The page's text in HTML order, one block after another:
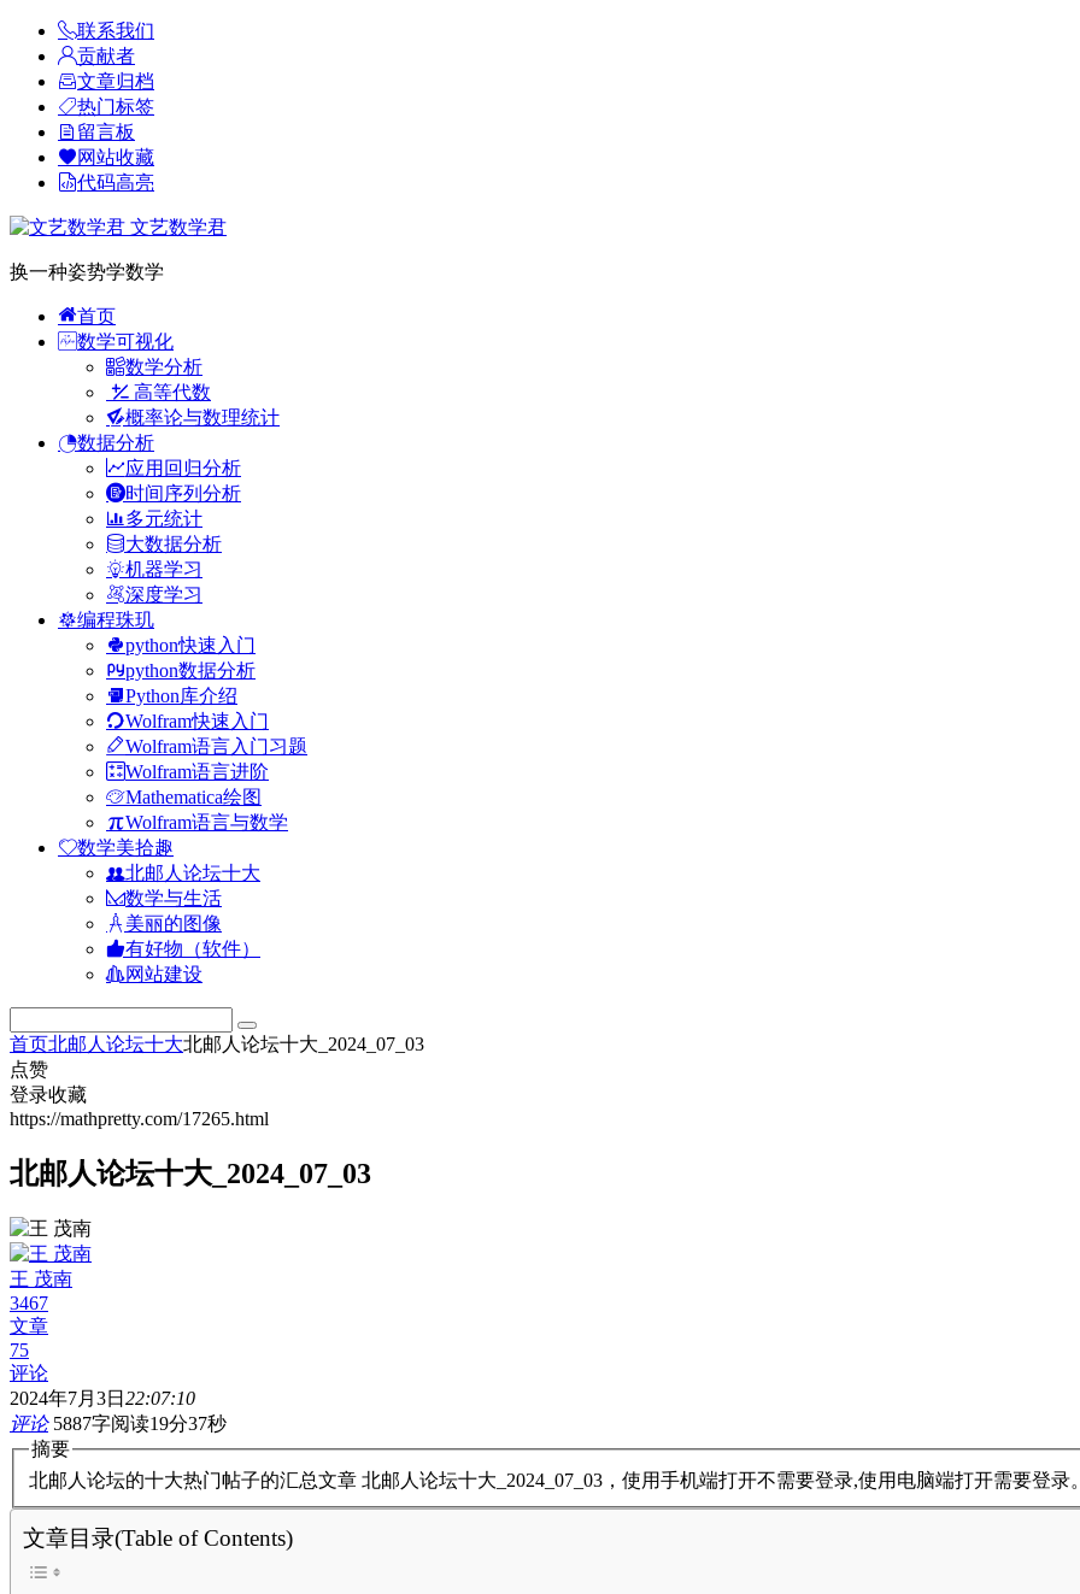
联系我们
贡献者
文章归档
热门标签
留言板
网站收藏
代码高亮
文艺数学君
换一种姿势学数学
首页
数学可视化
数学分析
高等代数
概率论与数理统计
数据分析
应用回归分析
时间序列分析
多元统计
大数据分析
机器学习
深度学习
编程珠玑
python快速入门
python数据分析
Python库介绍
Wolfram快速入门
Wolfram语言入门习题
Wolfram语言进阶
Mathematica绘图
Wolfram语言与数学
数学美拾趣
北邮人论坛十大
数学与生活
美丽的图像
有好物（软件）
网站建设
首页北邮人论坛十大北邮人论坛十大_2024_07_03
点赞
登录收藏
https://mathpretty.com/17265.html
北邮人论坛十大_2024_07_03
王 茂南
3467
文章
75
评论
2024年7月3日 22:07:10
评论 5887字阅读19分37秒
摘要
北邮人论坛的十大热门帖子的汇总文章 北邮人论坛十大_2024_07_03，使用手机端打开不需要登录,使用电脑端打开需要登录
文章目录(Table of Contents)